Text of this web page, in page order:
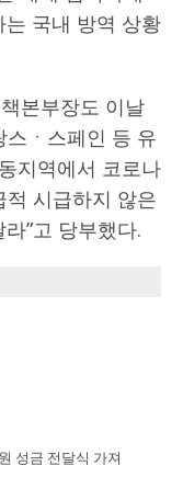
국내 방역 상황
본부장도 이날
스ㆍ스페인 등 유
지역에서 코로나
적 시급하지 않은
”고 당부했다.
성금 전달식 가져